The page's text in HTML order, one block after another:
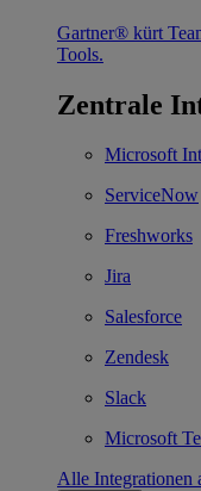
Gartner® kürt
Tools.
Zentrale
Microsoft
ServiceNow
Freshworks
Jira
Salesforce
Zendesk
Slack
Microsoft
Alle Integrationen